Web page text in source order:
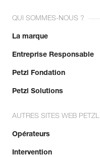
QUI SOMMES-NOUS ?
La marque
Entreprise Responsable
Petzl Fondation
Petzl Solutions
AUTRES SITES WEB PETZL
Opérateurs
Intervention